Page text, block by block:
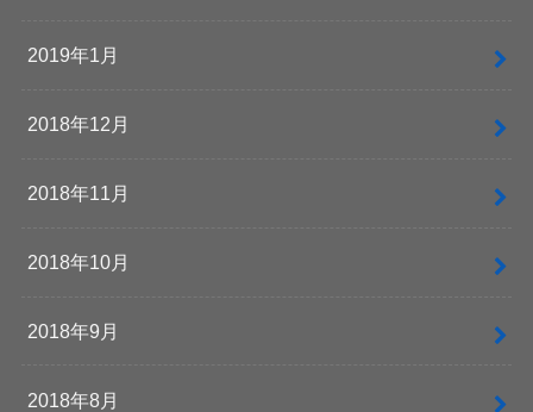
2019年1月
2018年12月
2018年11月
2018年10月
2018年9月
2018年8月